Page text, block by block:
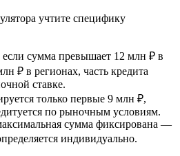
учтите специфику
если сумма превышает 12 млн ₽ в
₽ в регионах, часть кредита
ставке.
только первые 9 млн ₽,
по рыночным условиям.
сумма фиксирована —
индивидуально.